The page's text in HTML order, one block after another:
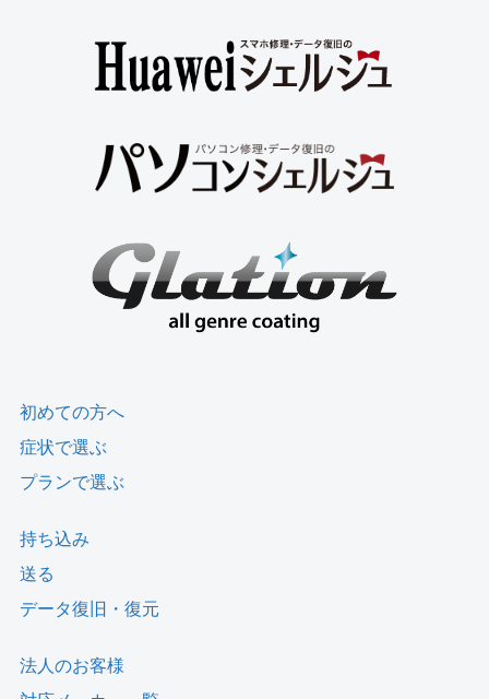
初めての方へ
症状で選ぶ
プランで選ぶ
持ち込み
送る
データ復旧・復元
法人のお客様